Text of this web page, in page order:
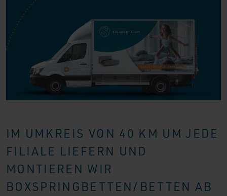
IM UMKREIS VON 40 KM UM JEDE
FILIALE LIEFERN UND
MONTIEREN WIR
BOXSPRINGBETTEN/BETTEN AB